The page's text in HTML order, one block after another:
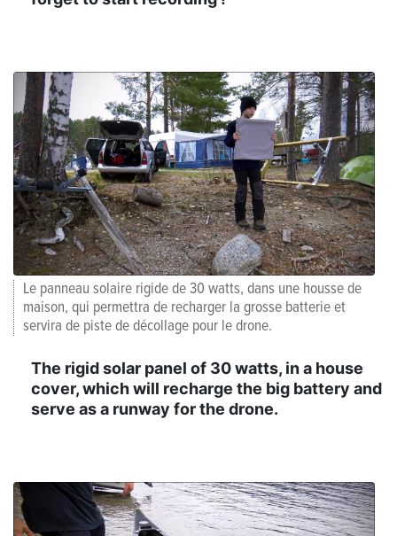
Le panneau solaire rigide de 30 watts, dans une housse de
maison, qui permettra de recharger la grosse batterie et
servira de piste de décollage pour le drone.
The rigid solar panel of 30 watts, in a house
cover, which will recharge the big battery and
serve as a runway for the drone.